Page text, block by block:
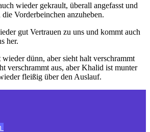
wieder gekrault, überall angefasst und
Vorderbeinchen anzuheben.
gut Vertrauen zu uns und kommt auch
her.
dünn, aber sieht halt verschrammt
verschrammt aus, aber Khalid ist munter
fleißig über den Auslauf.